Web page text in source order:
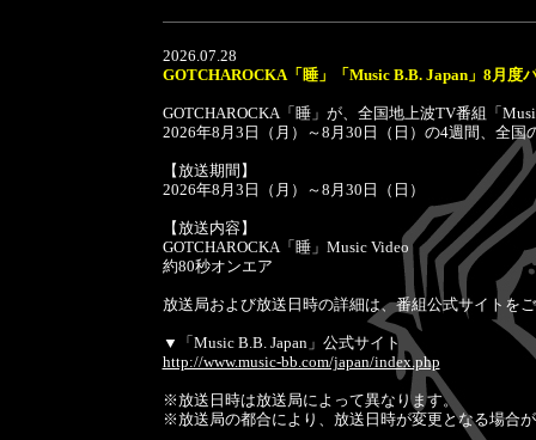
2026.07.28
GOTCHAROCKA「睡」「Music B.B. Japan」8月度
GOTCHAROCKA「睡」が、全国地上波TV番組「
2026年8月3日（月）～8月30日（日）の4週間、全
【放送期間】
2026年8月3日（月）～8月30日（日）
【放送内容】
GOTCHAROCKA「睡」Music Video
約80秒オンエア
放送局および放送日時の詳細は、番組公式サイトを
▼「Music B.B. Japan」公式サイト
http://www.music-bb.com/japan/index.php
※放送日時は放送局によって異なります。
※放送局の都合により、放送日時が変更となる場合